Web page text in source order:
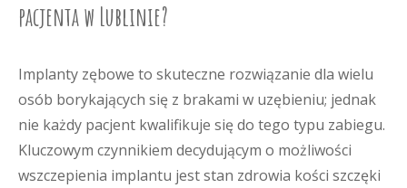
pacjenta w Lublinie?
Implanty zębowe to skuteczne rozwiązanie dla wielu
osób borykających się z brakami w uzębieniu; jednak
nie każdy pacjent kwalifikuje się do tego typu zabiegu.
Kluczowym czynnikiem decydującym o możliwości
wszczepienia implantu jest stan zdrowia kości szczęki